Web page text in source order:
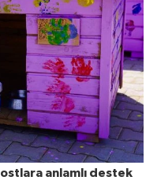
anlamlı destek